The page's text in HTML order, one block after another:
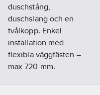
duschstång,
duschslang och en
tvålkopp. Enkel
installation med
flexibla väggfästen –
max 720 mm.